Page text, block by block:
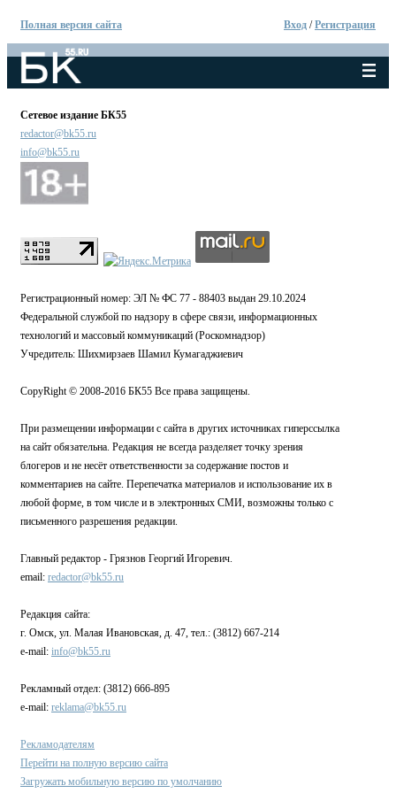
Полная версия сайта Вход /Регистрация
Сетевое издание БК55
redactor@bk55.ru
info@bk55.ru
Регистрационный номер: ЭЛ № ФС 77 - 88403 выдан 29.10.2024
Федеральной службой по надзору в сфере связи, информационных
технологий и массовый коммуникаций (Роскомнадзор)
Учредитель: Шихмирзаев Шамил Кумагаджиевич
CopyRight © 2008-2016 БК55 Все права защищены.
При размещении информации с сайта в других источниках гиперссылка
на сайт обязательна. Редакция не всегда разделяет точку зрения
блогеров и не несёт ответственности за содержание постов и
комментариев на сайте. Перепечатка материалов и использование их в
любой форме, в том числе и в электронных СМИ, возможны только с
письменного разрешения редакции.
Главный редактор - Грязнов Георгий Игоревич.
email: redactor@bk55.ru
Редакция сайта:
г. Омск, ул. Малая Ивановская, д. 47, тел.: (3812) 667-214
e-mail: info@bk55.ru
Рекламный отдел: (3812) 666-895
e-mail: reklama@bk55.ru
Рекламодателям
Перейти на полную версию сайта
Загружать мобильную версию по умолчанию